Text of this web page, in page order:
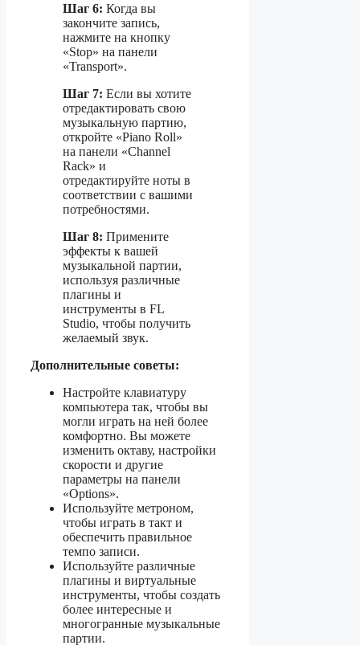
Шаг 6: Когда вы
закончите запись,
нажмите на кнопку
«Stop» на панели
«Transport».
Шаг 7: Если вы хотите
отредактировать свою
музыкальную партию,
откройте «Piano Roll»
на панели «Channel
Rack» и
отредактируйте ноты в
соответствии с вашими
потребностями.
Шаг 8: Примените
эффекты к вашей
музыкальной партии,
используя различные
плагины и
инструменты в FL
Studio, чтобы получить
желаемый звук.
Дополнительные советы:
Настройте клавиатуру
компьютера так, чтобы вы
могли играть на ней более
комфортно. Вы можете
изменить октаву, настройки
скорости и другие
параметры на панели
«Options».
Используйте метроном,
чтобы играть в такт и
обеспечить правильное
темпо записи.
Используйте различные
плагины и виртуальные
инструменты, чтобы создать
более интересные и
многогранные музыкальные
партии.